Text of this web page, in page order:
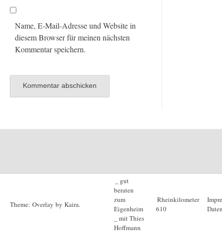
Name, E-Mail-Adresse und Website in
diesem Browser für meinen nächsten
Kommentar speichern.
Theme: Overlay by Kaira.
_ gut
beraten
zum
Eigenheim
_ mit Thies
Hoffmann
Rheinkilometer
610